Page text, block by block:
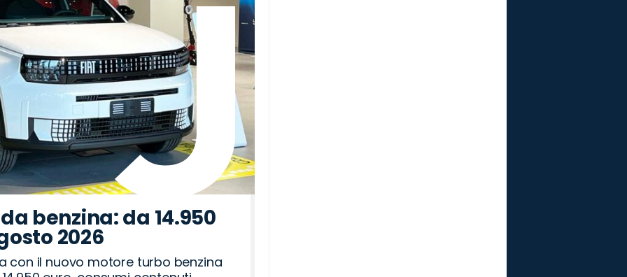
benzina: da 14.950
2026
con il nuovo motore turbo benzina